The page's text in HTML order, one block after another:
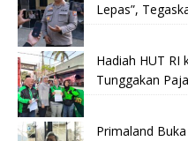
Lepas”,
Hadiah HUT RI
Tunggakan
Primaland